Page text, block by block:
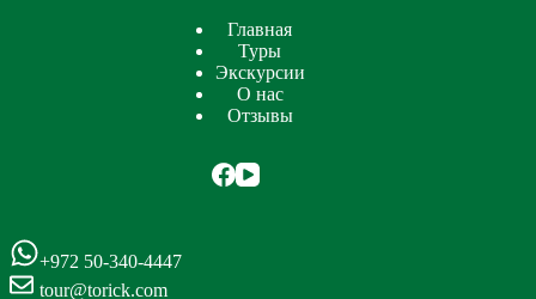
Главная
Туры
Экскурсии
О нас
Отзывы
+972 50-340-4447
tour@torick.com